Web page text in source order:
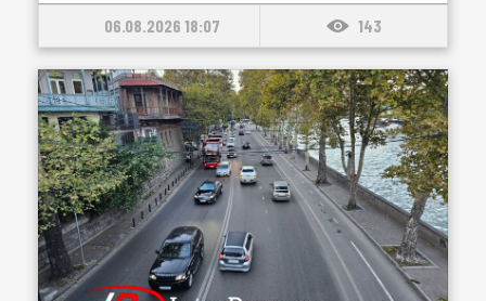
06.08.2026 18:07 143